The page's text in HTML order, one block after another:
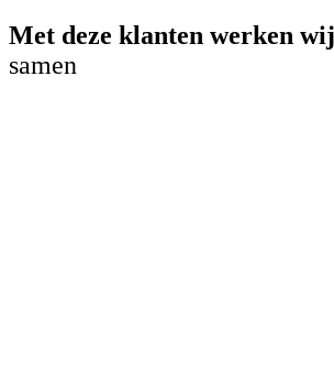
Met deze klanten werken
samen